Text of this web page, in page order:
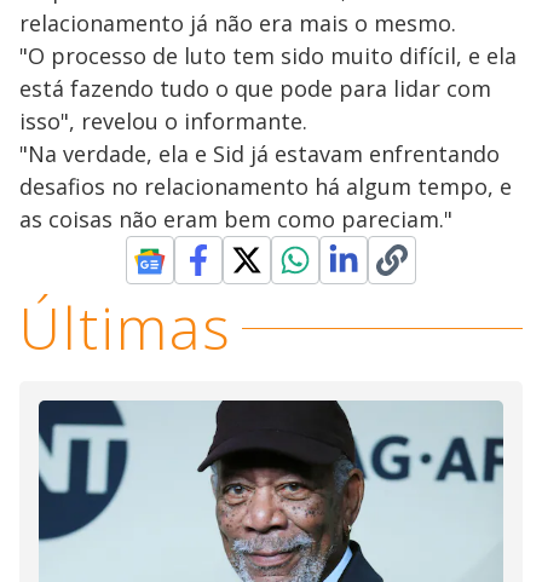
relacionamento já não era mais o mesmo.
"O processo de luto tem sido muito difícil, e ela
está fazendo tudo o que pode para lidar com
isso", revelou o informante.
"Na verdade, ela e Sid já estavam enfrentando
desafios no relacionamento há algum tempo, e
as coisas não eram bem como pareciam."
Últimas